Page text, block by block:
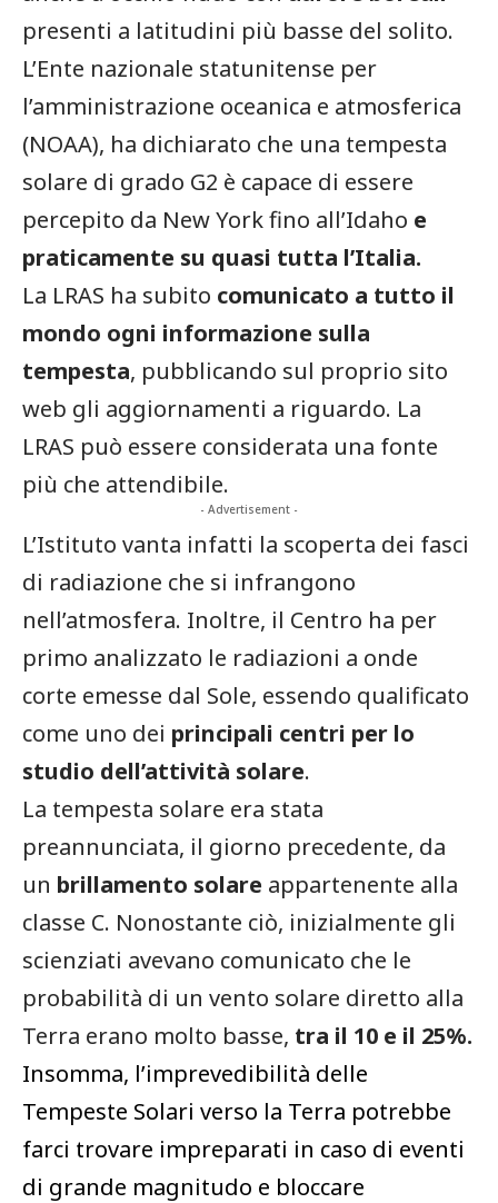
presenti a latitudini più basse del solito.
L’Ente nazionale statunitense per
l’amministrazione oceanica e atmosferica
(NOAA), ha dichiarato che una tempesta
solare di grado G2 è capace di essere
percepito da New York fino all’Idaho e
praticamente su quasi tutta l’Italia.
La LRAS ha subito comunicato a tutto il
mondo ogni informazione sulla
tempesta, pubblicando sul proprio sito
web gli aggiornamenti a riguardo. La
LRAS può essere considerata una fonte
più che attendibile.
- Advertisement -
L’Istituto vanta infatti la scoperta dei fasci
di radiazione che si infrangono
nell’atmosfera. Inoltre, il Centro ha per
primo analizzato le radiazioni a onde
corte emesse dal Sole, essendo qualificato
come uno dei principali centri per lo
studio dell’attività solare.
La tempesta solare era stata
preannunciata, il giorno precedente, da
un brillamento solare appartenente alla
classe C. Nonostante ciò, inizialmente gli
scienziati avevano comunicato che le
probabilità di un vento solare diretto alla
Terra erano molto basse, tra il 10 e il 25%.
Insomma, l’imprevedibilità delle
Tempeste Solari verso la Terra potrebbe
farci trovare impreparati in caso di eventi
di grande magnitudo e bloccare